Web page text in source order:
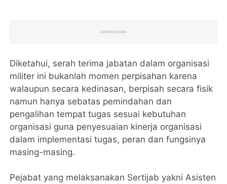
Diketahui, serah terima jabatan dalam organisasi
militer ini bukanlah momen perpisahan karena
walaupun secara kedinasan, berpisah secara fisik
namun hanya sebatas pemindahan dan
pengalihan tempat tugas sesuai kebutuhan
organisasi guna penyesuaian kinerja organisasi
dalam implementasi tugas, peran dan fungsinya
masing-masing.
Pejabat yang melaksanakan Sertijab yakni Asisten